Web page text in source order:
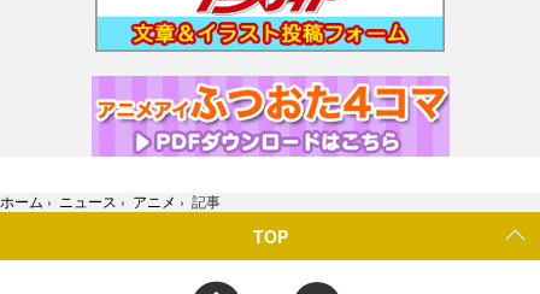
ホーム › ニュース › アニメ › 記事
TOP